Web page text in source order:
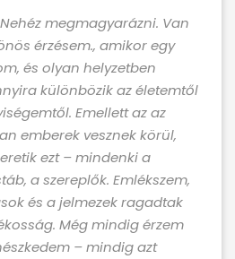
megmagyarázni. Van
érzésem., amikor egy
és olyan helyzetben
különbözik az életemtől
Emellett az az
emberek vesznek körül,
ezt – mindenki a
a szereplők. Emlékszem,
és a jelmezek ragadtak
Még mindig érzem
– mindig azt